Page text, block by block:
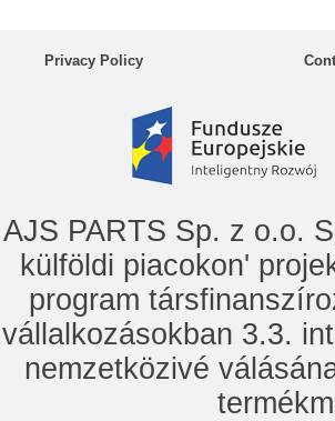
Privacy Policy
AJS PARTS Sp. z o.o.
külföldi piacokon'
program
vállalkozásokban 3.3.
nemzetközivé